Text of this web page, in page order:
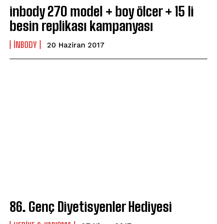
inbody 270 model + boy ölcer + 15 li
besin replikası kampanyası
INBODY 20 Haziran 2017
86. Genç Diyetisyenler Hediyesi